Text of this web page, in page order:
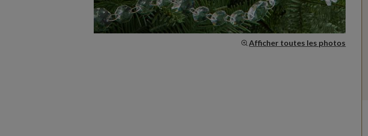
Afficher toutes les photos